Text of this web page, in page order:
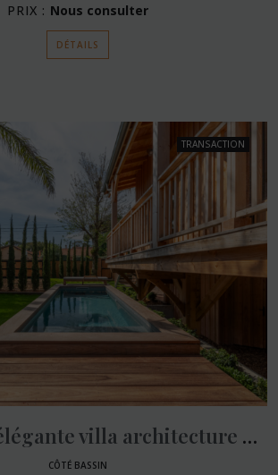
PRIX : Nous consulter
DÉTAILS
TRANSACTION
Cap Ferret élégante villa architecture bois
CÔTÉ BASSIN